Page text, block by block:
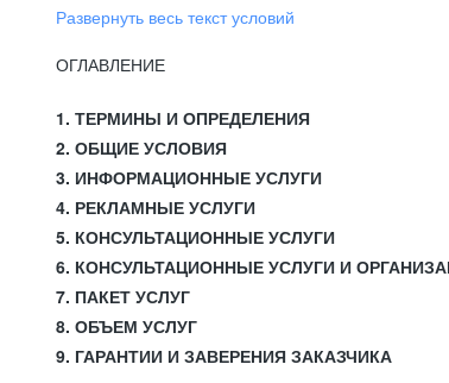
Развернуть весь текст условий
ОГЛАВЛЕНИЕ
1. ТЕРМИНЫ И ОПРЕДЕЛЕНИЯ
2. ОБЩИЕ УСЛОВИЯ
3. ИНФОРМАЦИОННЫЕ УСЛУГИ
4. РЕКЛАМНЫЕ УСЛУГИ
5. КОНСУЛЬТАЦИОННЫЕ УСЛУГИ
6. КОНСУЛЬТАЦИОННЫЕ УСЛУГИ И
7. ПАКЕТ УСЛУГ
8. ОБЪЕМ УСЛУГ
9. ГАРАНТИИ И ЗАВЕРЕНИЯ ЗАКАЗЧИКА